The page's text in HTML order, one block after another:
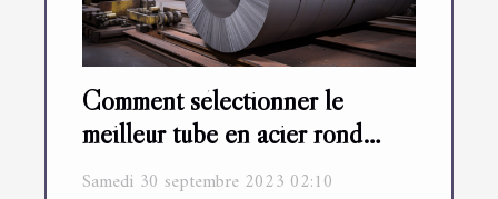
Comment sélectionner le
meilleur tube en acier rond
pour votre projet
Samedi 30 septembre 2023 02:10